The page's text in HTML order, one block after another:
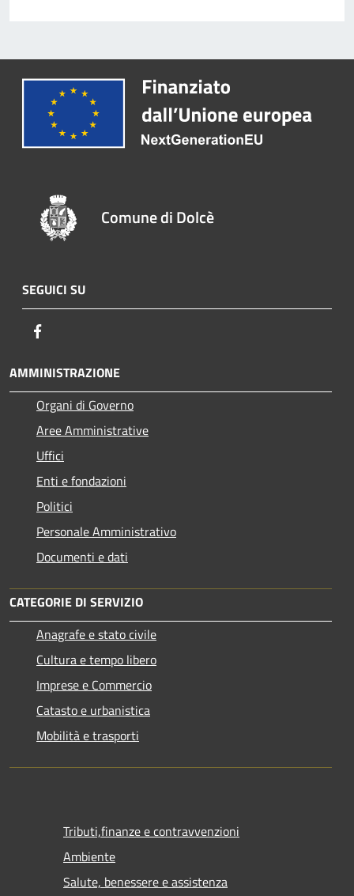
Comune di Dolcè
SEGUICI SU
AMMINISTRAZIONE
Organi di Governo
Aree Amministrative
Uffici
Enti e fondazioni
Politici
Personale Amministrativo
Documenti e dati
CATEGORIE DI SERVIZIO
Anagrafe e stato civile
Cultura e tempo libero
Imprese e Commercio
Catasto e urbanistica
Mobilità e trasporti
Tributi,finanze e contravvenzioni
Ambiente
Salute, benessere e assistenza